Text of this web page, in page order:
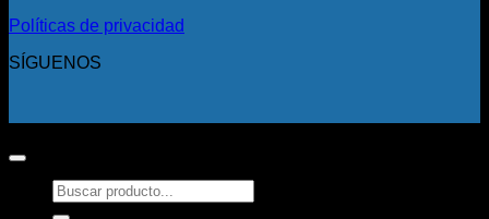
Políticas de privacidad
SÍGUENOS
Buscar
por: